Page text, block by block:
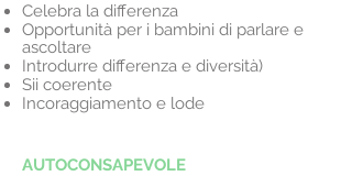
Celebra la differenza
Opportunità per i bambini di parlare e
ascoltare
Introdurre differenza e diversità)
Sii coerente
Incoraggiamento e lode
AUTOCONSAPEVOLE